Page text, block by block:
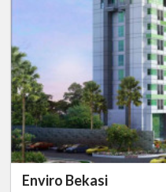
Enviro Bekasi